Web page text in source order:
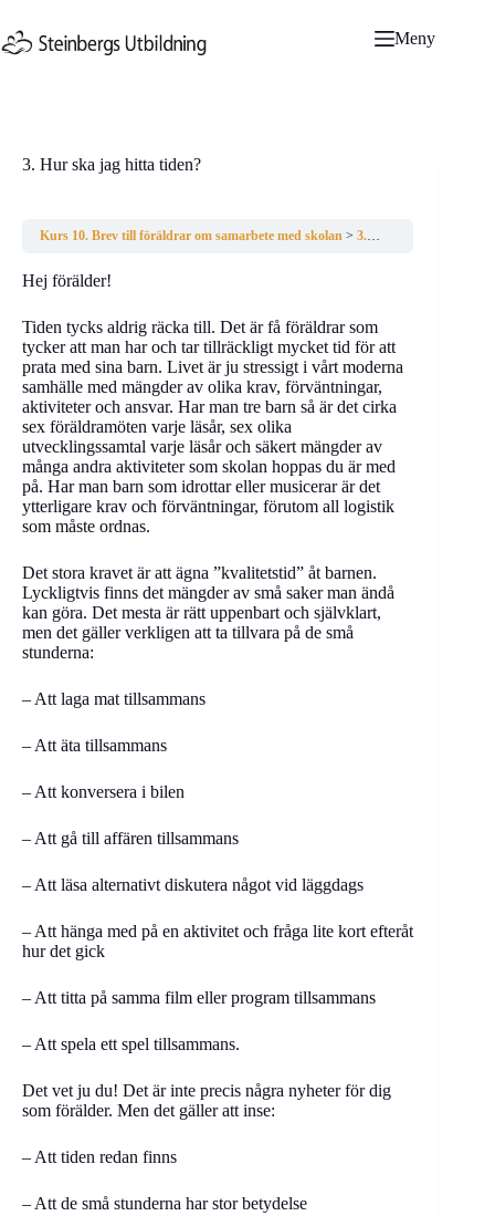
till
innehåll
Meny
3. Hur ska jag hitta tiden?
Kurs 10. Brev till föräldrar om samarbete med skolan 3. Hur ska jag hitta tiden?
Hej förälder!
Tiden tycks aldrig räcka till. Det är få föräldrar som
tycker att man har och tar tillräckligt mycket tid för att
prata med sina barn. Livet är ju stressigt i vårt moderna
samhälle med mängder av olika krav, förväntningar,
aktiviteter och ansvar. Har man tre barn så är det cirka
sex föräldramöten varje läsår, sex olika
utvecklingssamtal varje läsår och säkert mängder av
många andra aktiviteter som skolan hoppas du är med
på. Har man barn som idrottar eller musicerar är det
ytterligare krav och förväntningar, förutom all logistik
som måste ordnas.
Det stora kravet är att ägna ”kvalitetstid” åt barnen.
Lyckligtvis finns det mängder av små saker man ändå
kan göra. Det mesta är rätt uppenbart och självklart,
men det gäller verkligen att ta tillvara på de små
stunderna:
– Att laga mat tillsammans
– Att äta tillsammans
– Att konversera i bilen
– Att gå till affären tillsammans
– Att läsa alternativt diskutera något vid läggdags
– Att hänga med på en aktivitet och fråga lite kort efteråt
hur det gick
– Att titta på samma film eller program tillsammans
– Att spela ett spel tillsammans.
Det vet ju du! Det är inte precis några nyheter för dig
som förälder. Men det gäller att inse:
– Att tiden redan finns
– Att de små stunderna har stor betydelse